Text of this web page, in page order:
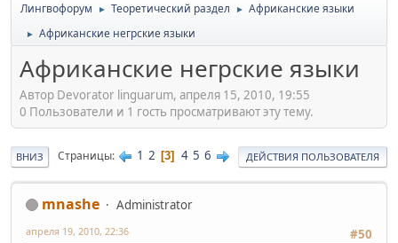
Лингвофорум ► Теоретический раздел ► Африканские языки
► Африканские негрские языки
Африканские негрские языки
Автор Devorator linguarum, апреля 15, 2010, 19:55
0 Пользователи и 1 гость просматривают эту тему.
ВНИЗ Страницы 1 2 3 4 5 6 ДЕЙСТВИЯ ПОЛЬЗОВАТЕЛЯ
mnashe
Administrator
#50
апреля 19, 2010, 22:36